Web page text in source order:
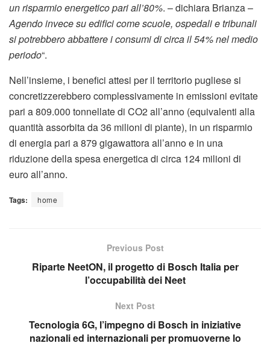
un risparmio energetico pari all’80%. – dichiara Brianza –
Agendo invece su edifici come scuole, ospedali e tribunali
si potrebbero abbattere i consumi di circa il 54% nel medio
periodo“.
Nell’insieme, i benefici attesi per il territorio pugliese si
concretizzerebbero complessivamente in emissioni evitate
pari a 809.000 tonnellate di CO2 all’anno (equivalenti alla
quantità assorbita da 36 milioni di piante), in un risparmio
di energia pari a 879 gigawattora all’anno e in una
riduzione della spesa energetica di circa 124 milioni di
euro all’anno.
Tags: home
Previous Post
Riparte NeetON, il progetto di Bosch Italia per
l’occupabilità dei Neet
Next Post
Tecnologia 6G, l’impegno di Bosch in iniziative
nazionali ed internazionali per promuoverne lo